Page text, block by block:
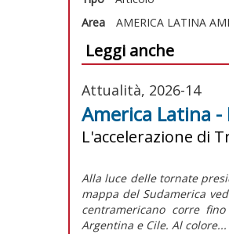
Area
AMERICA LATINA
Leggi anche
Attualità, 2026-14
America Latina
L'accelerazione di
Alla luce delle tornate
mappa del Sudamerica
centramericano corre
Argentina e Cile. Al colore...